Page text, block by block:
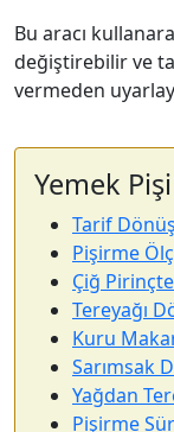
Bu aracı
değiştirebilir ve
vermeden
Yemek
Tarif
Pişirme
Çiğ
Tereyağı
Kuru
Sarımsak
Yağdan
Pişirme